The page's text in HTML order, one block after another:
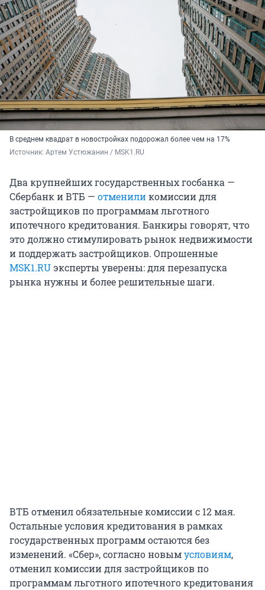
В среднем квадрат в новостройках подорожал более чем на 17%
Источник: Артем Устюжанин / MSK1.RU
Два крупнейших государственных госбанка —
Сбербанк и ВТБ — отмениликомиссии для
застройщиков по программам льготного
ипотечного кредитования. Банкиры говорят, что
это должно стимулировать рынок недвижимости
и поддержать застройщиков. Опрошенные
MSK1.RUэксперты уверены: для перезапуска
рынка нужны и более решительные шаги.
ВТБ отменил обязательные комиссии с 12 мая.
Остальные условия кредитования в рамках
государственных программ остаются без
изменений. «Сбер», согласно новымусловиям,
отменил комиссии для застройщиков по
программам льготного ипотечного кредитования